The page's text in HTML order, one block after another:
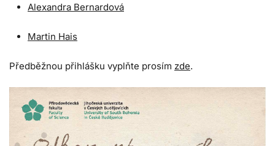
Alexandra Bernardová
Martin Hais
Předběžnou přihlášku vyplňte prosím zde.